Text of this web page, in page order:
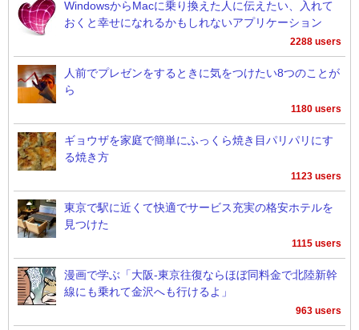
WindowsからMacに乗り換えた人に伝えたい、入れて
おくと幸せになれるかもしれないアプリケーション
2288 users
人前でプレゼンをするときに気をつけたい8つのことが
ら
1180 users
ギョウザを家庭で簡単にふっくら焼き目パリパリにす
る焼き方
1123 users
東京で駅に近くて快適でサービス充実の格安ホテルを
見つけた
1115 users
漫画で学ぶ「大阪-東京往復ならほぼ同料金で北陸新幹
線にも乗れて金沢へも行けるよ」
963 users